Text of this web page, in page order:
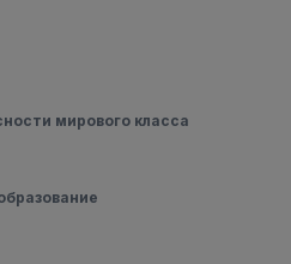
мирового класса